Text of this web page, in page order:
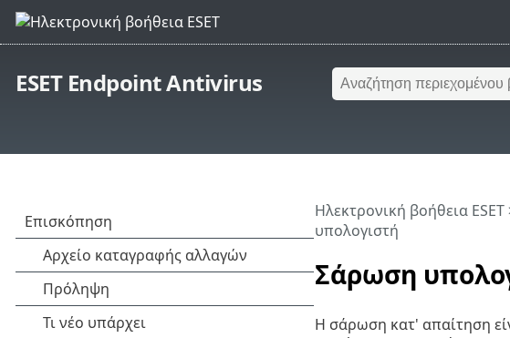
ESET Endpoint Antivirus
Σάρωση
Ηλεκτρονική βοήθεια ESET
υπολογιστή
Η σάρωση κατ' απαίτηση